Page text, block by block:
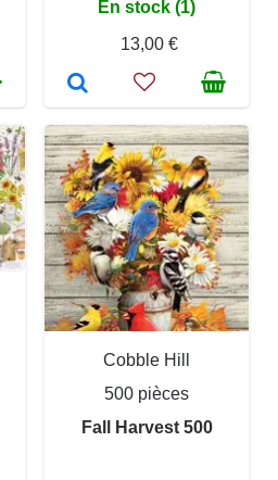
En stock (1)
13,00 €
Cobble Hill
500 pièces
Fall Harvest 500